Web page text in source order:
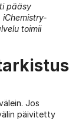
pääsy
toimii
Jos
päivitetty